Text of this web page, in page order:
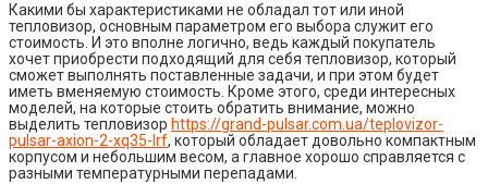
Какими бы характеристиками не обладал тот или иной
тепловизор, основным параметром его выбора служит его
стоимость. И это вполне логично, ведь каждый покупатель
хочет приобрести подходящий для себя тепловизор, который
сможет выполнять поставленные задачи, и при этом будет
иметь вменяемую стоимость. Кроме этого, среди интересных
моделей, на которые стоить обратить внимание, можно
выделить тепловизор https://grand-pulsar.com.ua/teplovizor-
pulsar-axion-2-xq35-lrf, который обладает довольно компактным
корпусом и небольшим весом, а главное хорошо справляется с
разными температурными перепадами.